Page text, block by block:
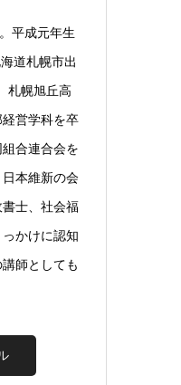
平成元年生
道札幌市出
札幌旭丘高
営学科を卒
合連合会を
本維新の会
士、社会福
かけに認知
師としても